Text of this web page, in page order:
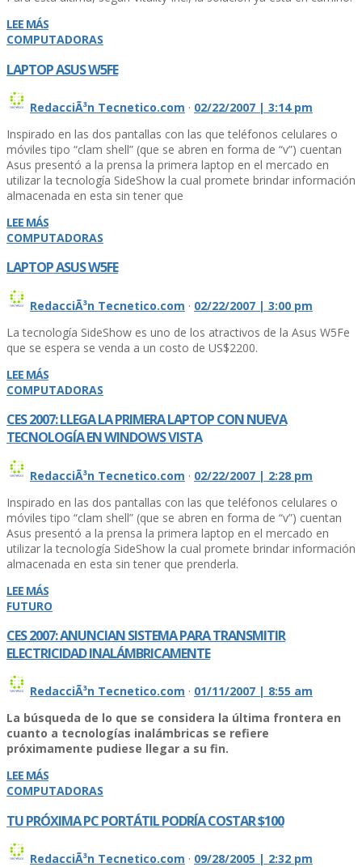
LEE MÁS
COMPUTADORAS
LAPTOP ASUS W5FE
RedacciÃ³n Tecnetico.com · 02/22/2007 | 3:14 pm
Inspirado en las dos pantallas con las que teléfonos celulares o
móviles tipo “clam shell” (que se abren en forma de “v”) cuentan
Asus presentó a la prensa la primera laptop en el mercado en
utilizar la tecnologí­a SideShow la cual promete brindar información
almacenada en esta sin tener que
LEE MÁS
COMPUTADORAS
LAPTOP ASUS W5FE
RedacciÃ³n Tecnetico.com · 02/22/2007 | 3:00 pm
La tecnologí­a SideShow es uno de los atractivos de la Asus W5Fe
que se espera se venda a un costo de US$2200.
LEE MÁS
COMPUTADORAS
CES 2007: LLEGA LA PRIMERA LAPTOP CON NUEVA
TECNOLOGÍ­A EN WINDOWS VISTA
RedacciÃ³n Tecnetico.com · 02/22/2007 | 2:28 pm
Inspirado en las dos pantallas con las que teléfonos celulares o
móviles tipo “clam shell” (que se abren en forma de “v”) cuentan
Asus presentó a la prensa la primera laptop en el mercado en
utilizar la tecnología SideShow la cual promete brindar información
almacenada en esta sin tener que prenderla.
LEE MÁS
FUTURO
CES 2007: ANUNCIAN SISTEMA PARA TRANSMITIR
ELECTRICIDAD INALÁMBRICAMENTE
RedacciÃ³n Tecnetico.com · 01/11/2007 | 8:55 am
La búsqueda de lo que se considera la última frontera en
cuanto a tecnologías inalámbricas se refiere
próximamente pudiese llegar a su fin.
LEE MÁS
COMPUTADORAS
TU PRÓXIMA PC PORTÁTIL PODRÍA COSTAR $100
RedacciÃ³n Tecnetico.com · 09/28/2005 | 2:32 pm